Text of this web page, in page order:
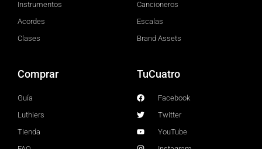
Instrumentos
Acordes
Clases
Cancioneros
Escalas
Brand Assets
Comprar
Guía
Luthiers
Tienda
TuCuatro
Facebook
Twitter
YouTube